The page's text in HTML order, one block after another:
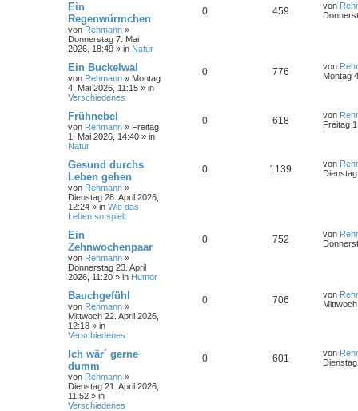
Ein
Regenwürmchen
von Rehmann »
Donnerstag 7. Mai
2026, 18:49 » in Natur
0 459 von
Ein Buckelwal
von Rehmann » Montag
4. Mai 2026, 11:15 » in
Verschiedenes
0 776 von
Montag
Frühnebel
von Rehmann » Freitag
1. Mai 2026, 14:40 » in
Natur
0 618 von
Freitag
Gesund durchs
Leben gehen
von Rehmann »
Dienstag 28. April 2026,
12:24 » in Wie das
Leben so spielt
0 1139 von
Ein
Zehnwochenpaar
von Rehmann »
Donnerstag 23. April
2026, 11:20 » in Humor
0 752 von
Bauchgefühl
von Rehmann »
Mittwoch 22. April 2026,
12:18 » in
Verschiedenes
0 706 von
Ich wär´ gerne
dumm
von Rehmann »
Dienstag 21. April 2026,
11:52 » in
Verschiedenes
0 601 von